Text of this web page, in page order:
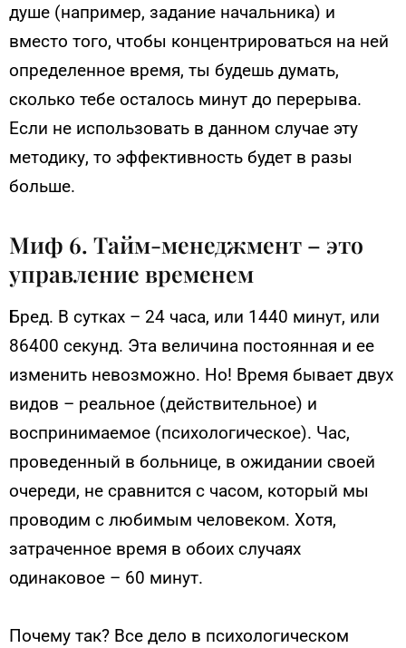
душе (например, задание начальника) и
вместо того, чтобы концентрироваться на ней
определенное время, ты будешь думать,
сколько тебе осталось минут до перерыва.
Если не использовать в данном случае эту
методику, то эффективность будет в разы
больше.
Миф 6. Тайм-менеджмент – это
управление временем
Бред. В сутках – 24 часа, или 1440 минут, или
86400 секунд. Эта величина постоянная и ее
изменить невозможно. Но! Время бывает двух
видов – реальное (действительное) и
воспринимаемое (психологическое). Час,
проведенный в больнице, в ожидании своей
очереди, не сравнится с часом, который мы
проводим с любимым человеком. Хотя,
затраченное время в обоих случаях
одинаковое – 60 минут.
Почему так? Все дело в психологическом